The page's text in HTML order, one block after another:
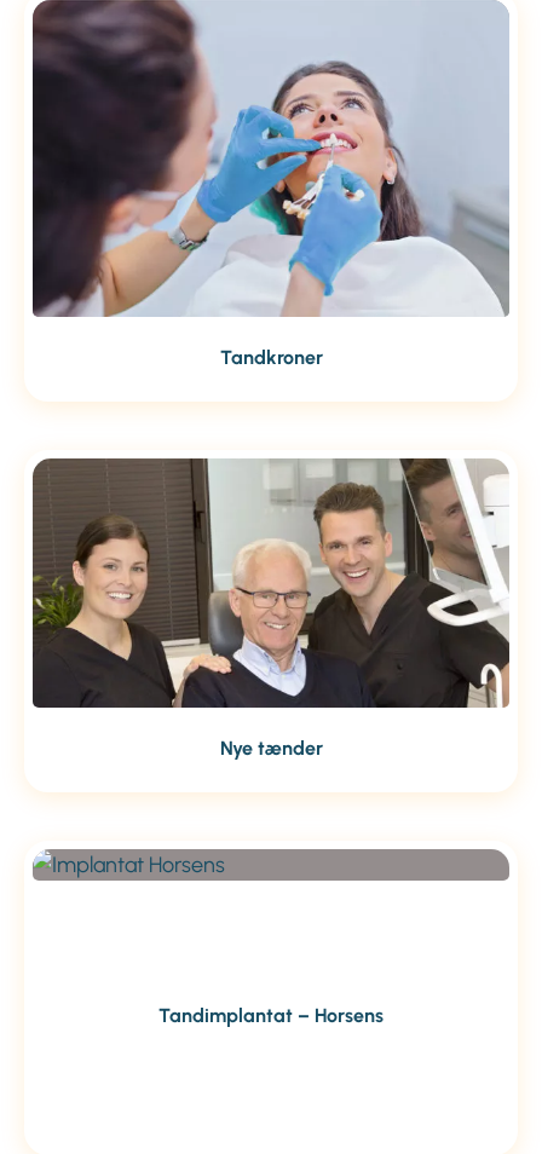
Tandkroner
Nye tænder
Tandimplantat – Horsens